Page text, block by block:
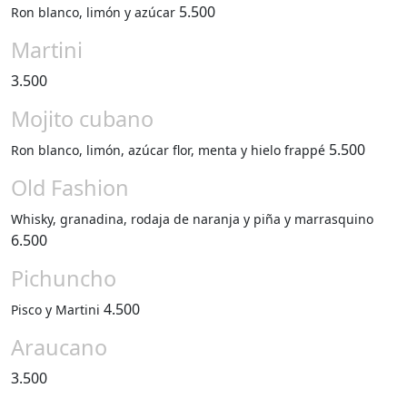
Ron blanco, limón y azúcar 5.500
Martini
3.500
Mojito cubano
Ron blanco, limón, azúcar flor, menta y hielo frappé 5.500
Old Fashion
Whisky, granadina, rodaja de naranja y piña y marrasquino
6.500
Pichuncho
Pisco y Martini 4.500
Araucano
3.500